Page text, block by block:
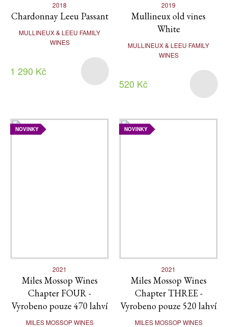
2018
Chardonnay Leeu Passant
MULLINEUX & LEEU FAMILY
WINES
1 290 Kč
2019
Mullineux old vines
White
MULLINEUX & LEEU FAMILY
WINES
520 Kč
NOVINKY
2021
Miles Mossop Wines
Chapter FOUR -
Vyrobeno pouze 470 lahví
MILES MOSSOP WINES
NOVINKY
2021
Miles Mossop Wines
Chapter THREE -
Vyrobeno pouze 520 lahví
MILES MOSSOP WINES